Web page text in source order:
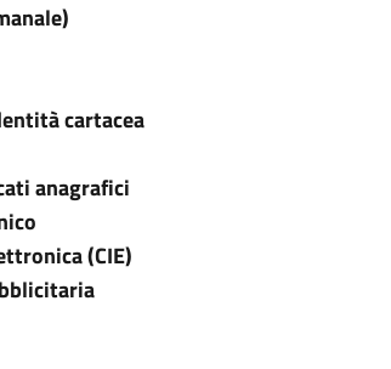
cartacea
anagrafici
(CIE)